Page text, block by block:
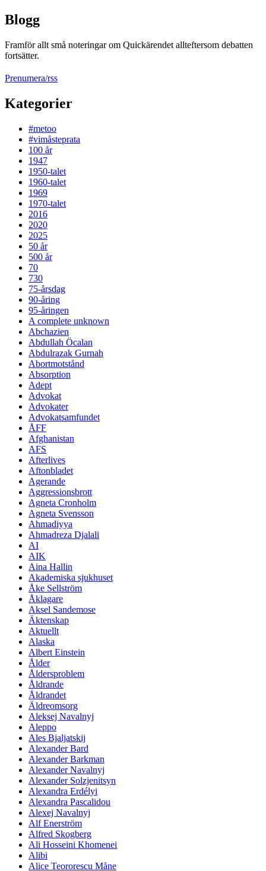
Blogg
Framför allt små noteringar om Quickärendet allteftersom debatten
fortsätter.
Prenumera/rss
Kategorier
#metoo
#vimåsteprata
100 år
1947
1950-talet
1960-talet
1969
1970-talet
2016
2020
2025
50 år
500 år
70
730
75-årsdag
90-åring
95-åringen
A complete unknown
Abchazien
Abdullah Öcalan
Abdulrazak Gurnah
Abortmotstånd
Absorption
Adept
Advokat
Advokater
Advokatsamfundet
ÅFF
Afghanistan
AFS
Afterlives
Aftonbladet
Agerande
Aggressionsbrott
Agneta Cronholm
Agneta Svensson
Ahmadiyya
Ahmadreza Djalali
AI
AIK
Aina Hallin
Akademiska sjukhuset
Åke Sellström
Åklagare
Aksel Sandemose
Äktenskap
Aktuellt
Alaska
Albert Einstein
Ålder
Åldersproblem
Åldrande
Åldrandet
Äldreomsorg
Aleksej Navalnyj
Aleppo
Ales Bjaljatskij
Alexander Bard
Alexander Barkman
Alexander Navalnyj
Alexander Solzjenitsyn
Alexandra Erdélyi
Alexandra Pascalidou
Alexej Navalnyj
Alf Enerström
Alfred Skogberg
Ali Hosseini Khomenei
Alibi
Alice Teororescu Måne